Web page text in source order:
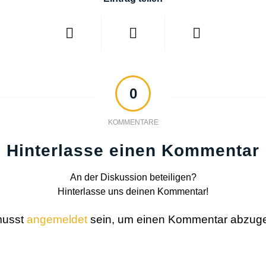
0
KOMMENTARE
Hinterlasse einen Kommentar
An der Diskussion beteiligen?
Hinterlasse uns deinen Kommentar!
angemeldetsein, um einen Kommentar